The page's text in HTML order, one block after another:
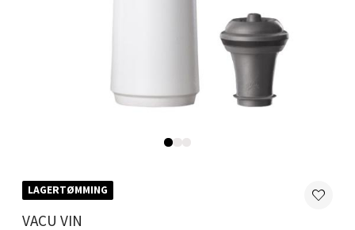
LAGERTØMMING
VACU VIN
Karmsund - Thon Senter Oasen
Austbøvegen 16, 5542 Karmsund
Åpent i dag 10-20
0 i butikk